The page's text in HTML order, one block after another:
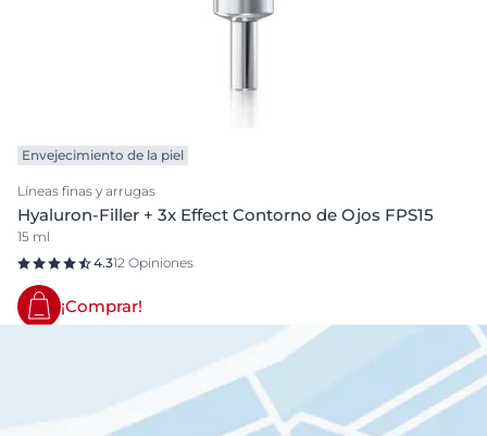
Envejecimiento de la piel
Líneas finas y arrugas
Hyaluron-Filler + 3x Effect Contorno de Ojos FPS15
15 ml
4.312 Opiniones
¡Comprar!